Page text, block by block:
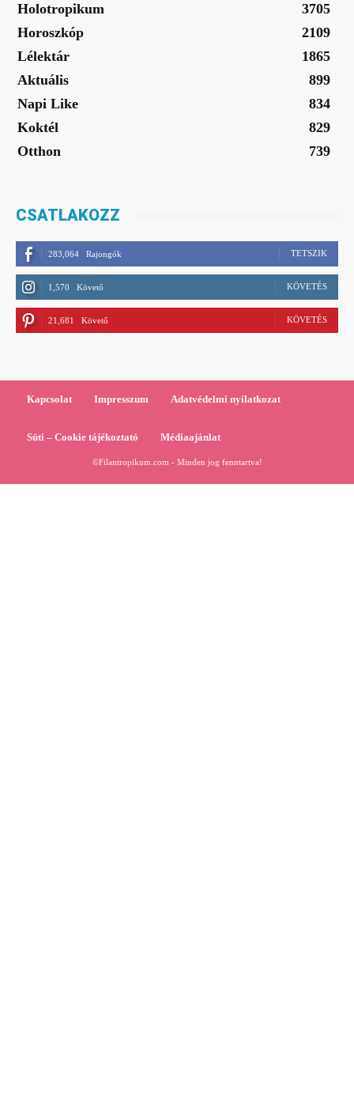
Holotropikum
3705
Horoszkóp
2109
Lélektár
1865
Aktuális
899
Napi Like
834
Koktél
829
Otthon
739
CSATLAKOZZ
283,064 Rajongók TETSZIK
1,570 Követő KÖVETÉS
21,681 Követő KÖVETÉS
Kapcsolat Impresszum Adatvédelmi nyilatkozat
Süti – Cookie tájékoztató Médiaajánlat
©Filantropikum.com - Minden jog fenntartva!